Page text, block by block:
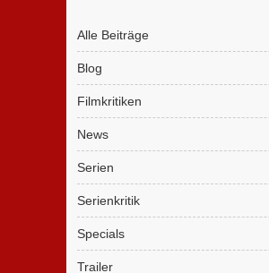
Alle Beiträge
Blog
Filmkritiken
News
Serien
Serienkritik
Specials
Trailer